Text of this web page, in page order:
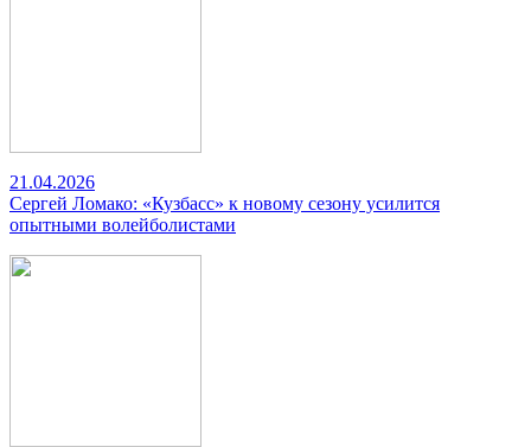
21.04.2026
Сергей Ломако: «Кузбасс» к новому сезону усилится
опытными волейболистами